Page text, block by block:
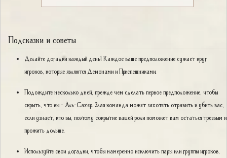
Подсказки и советы
Делайте догадки каждый день! Каждое ваше предположение сужает круг
игроков, которые являются Демонами и Приспешниками.
Подождите несколько дней, прежде чем сделать первое предположение, чтобы
скрыть, что вы - Аль-Сахер. Злая команда может захотеть отравить и убить вас,
если узнает, кто вы, поэтому сокрытие вашей роли поможет вам остаться трезвым и
прожить дольше.
Используйте свои догадки, чтобы намеренно исключить пары или группы игроков,